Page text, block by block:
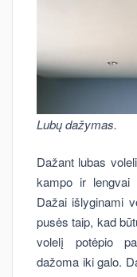
Lubų dažymas.
Dažant lubas
kampo ir lengvai
Dažai išlyginami
pusės taip, kad
volelį potėpio
dažoma iki galo.